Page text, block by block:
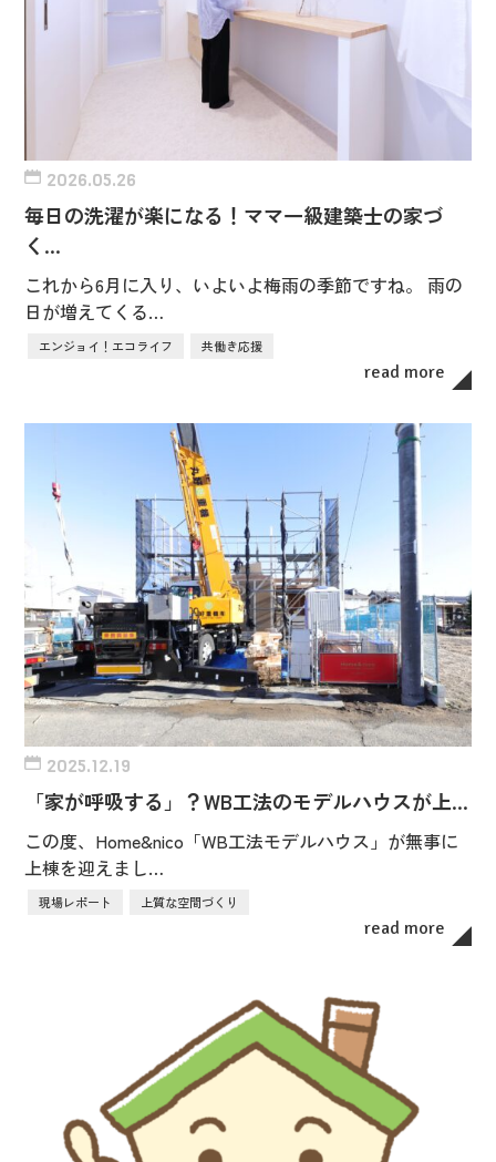
2026.05.26
毎日の洗濯が楽になる！ママ一級建築士の家づ
く…
これから6月に入り、いよいよ梅雨の季節ですね。 雨の
日が増えてくる…
エンジョイ！エコライフ 共働き応援
read more
2025.12.19
「家が呼吸する」？WB工法のモデルハウスが上…
この度、Home&nico「WB工法モデルハウス」が無事に
上棟を迎えまし…
現場レポート 上質な空間づくり
read more